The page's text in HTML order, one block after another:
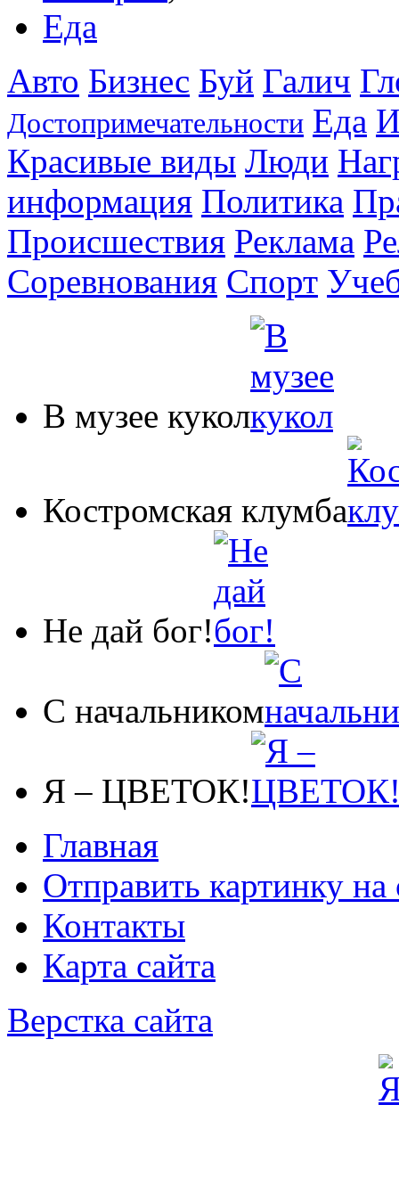
Еда
Авто Бизнес Буй Галич
Достопримечательности Еда
Красивые виды Люди
информация Политика
Происшествия Реклама
Соревнования Спорт
В музее кукол
Костромская клумба
Не дай бог!
С начальником
Я – ЦВЕТОК!
Главная
Отправить картинку на
Контакты
Карта сайта
Верстка сайта